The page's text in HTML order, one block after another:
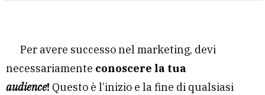
Per avere successo nel marketing, devi
necessariamente conoscere la tua
audience! Questo è l’inizio e la fine di qualsiasi